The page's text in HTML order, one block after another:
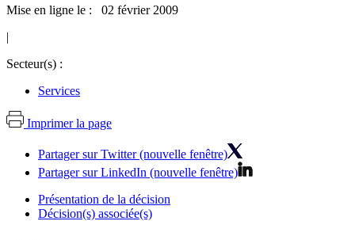
Mise en ligne le : 02 février 2009
|
Secteur(s) :
Services
Imprimer la page
Partager sur Twitter (nouvelle fenêtre)
Partager sur LinkedIn (nouvelle fenêtre)
Présentation de la décision
Décision(s) associée(s)